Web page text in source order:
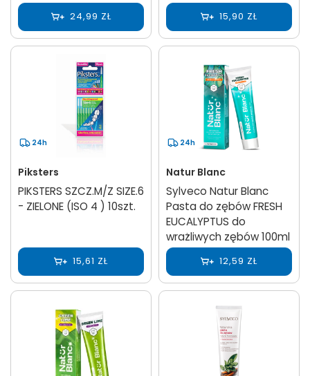
24,99 ZŁ 15,90 ZŁ
24h
Piksters
PIKSTERS SZCZ.M/Z SIZE.6
- ZIELONE (ISO 4 ) 10szt.
15,61 ZŁ
24h
Natur Blanc
Sylveco Natur Blanc
Pasta do zębów FRESH
EUCALYPTUS do
wrażliwych zębów 100ml
12,59 ZŁ